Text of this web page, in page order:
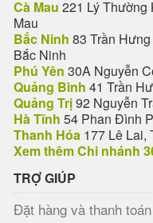
Cà Mau 221 Lý Thường
Mau
Bắc Ninh 83 Trần
Bắc Ninh
Phú Yên 30A Nguyễn
Quảng Bình 41 Trần
Quảng Trị92 Nguyễn
Hà Tĩnh 54 Phan Đình
Thanh Hóa 177 Lê Lai,
Xem thêm Chi nhánh
TRỢ GIÚP
Đặt hàng và thanh